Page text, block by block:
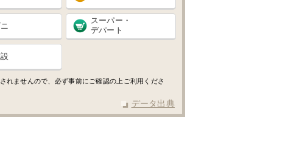
スーパー・
デパート
れませんので、必ず事前にご確認の上ご利用くださ
データ出典